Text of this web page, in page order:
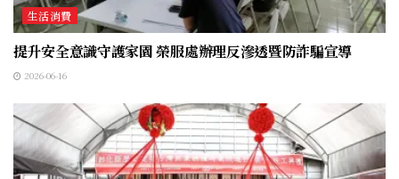
生活消費
提升安全意識守護家園 榮服處辦理反滲透暨防詐騙宣導
2026-06-16